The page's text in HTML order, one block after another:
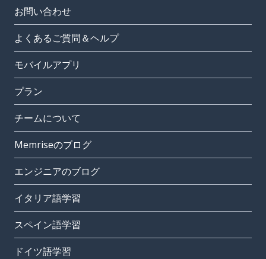
お問い合わせ
よくあるご質問＆ヘルプ
モバイルアプリ
プラン
チームについて
Memriseのブログ
エンジニアのブログ
イタリア語学習
スペイン語学習
ドイツ語学習